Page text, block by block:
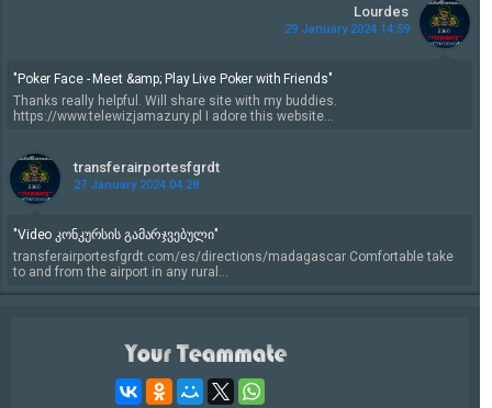
"Poker Face - Meet &amp; Play Live Poker with Friends"
Thanks really helpful. Will share site with my buddies.
https://www.telewizjamazury.pl I adore this website...
Lourdes
29 January 2024 14:59
"Video კონკურსის გამარჯვებული"
transferairportesfgrdt.com/es/directions/madagascar Comfortable take
to and from the airport in any rural...
transferairportesfgrdt
27 January 2024 04:28